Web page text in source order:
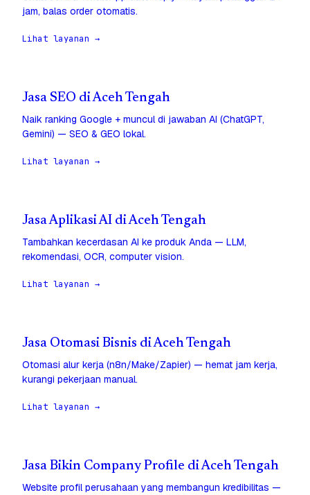
jam, balas order otomatis.
Lihat layanan →
Jasa SEO di Aceh Tengah
Naik ranking Google + muncul di jawaban AI (ChatGPT,
Gemini) — SEO & GEO lokal.
Lihat layanan →
Jasa Aplikasi AI di Aceh Tengah
Tambahkan kecerdasan AI ke produk Anda — LLM,
rekomendasi, OCR, computer vision.
Lihat layanan →
Jasa Otomasi Bisnis di Aceh Tengah
Otomasi alur kerja (n8n/Make/Zapier) — hemat jam kerja,
kurangi pekerjaan manual.
Lihat layanan →
Jasa Bikin Company Profile di Aceh Tengah
Website profil perusahaan yang membangun kredibilitas —